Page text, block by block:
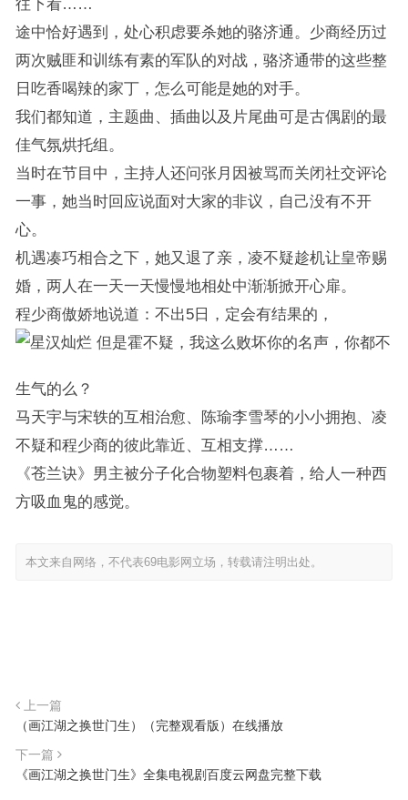
往下看……
途中恰好遇到，处心积虑要杀她的骆济通。少商经历过
两次贼匪和训练有素的军队的对战，骆济通带的这些整
日吃香喝辣的家丁，怎么可能是她的对手。
我们都知道，主题曲、插曲以及片尾曲可是古偶剧的最
佳气氛烘托组。
当时在节目中，主持人还问张月因被骂而关闭社交评论
一事，她当时回应说面对大家的非议，自己没有不开
心。
机遇凑巧相合之下，她又退了亲，凌不疑趁机让皇帝赐
婚，两人在一天一天慢慢地相处中渐渐掀开心扉。
程少商傲娇地说道：不出5日，定会有结果的，
但是霍不疑，我这么败坏你的名声，你都不
生气的么？
马天宇与宋轶的互相治愈、陈瑜李雪琴的小小拥抱、凌
不疑和程少商的彼此靠近、互相支撑……
《苍兰诀》男主被分子化合物塑料包裹着，给人一种西
方吸血鬼的感觉。
本文来自网络，不代表69电影网立场，转载请注明出处。
上一篇
（画江湖之换世门生）（完整观看版）在线播放
下一篇
《画江湖之换世门生》全集电视剧百度云网盘完整下载